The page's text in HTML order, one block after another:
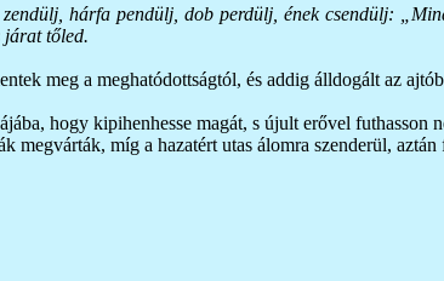
hárfa pendülj, dob perdülj, ének csendülj:
járat tőled.
meg a meghatódottságtól, és addig álldogált az
hogy kipihenhesse magát, s újult erővel
megvárták, míg a hazatért utas álomra szenderül,